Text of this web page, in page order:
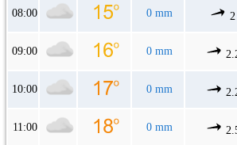
08:00 0 mm
09:00 0 mm
10:00 0 mm
11:00 0 mm